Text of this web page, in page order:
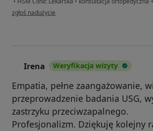
w opinii użytkownika Sławomi.Z
zgłoś nadużycie
Irena Weryfikacja wizyty
Empatia, pełne zaangażowanie,
przeprowadzenie badania USG,
zastrzyku przeciwzapalnego.
Profesjonalizm. Dziękuję kolejny